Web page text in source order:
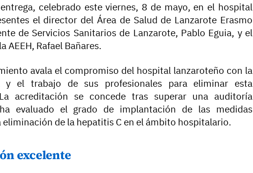
celebrado este viernes, 8 de mayo, en el hospital
el director del Área de Salud de Lanzarote Erasmo
de Servicios Sanitarios de Lanzarote, Pablo Eguia, y el
AEEH, Rafael Bañares.
avala el compromiso del hospital lanzaroteño con la
y el trabajo de sus profesionales para eliminar esta
acreditación se concede tras superar una auditoría
evaluado el grado de implantación de las medidas
eliminación de la hepatitis C en el ámbito hospitalario.
excelente